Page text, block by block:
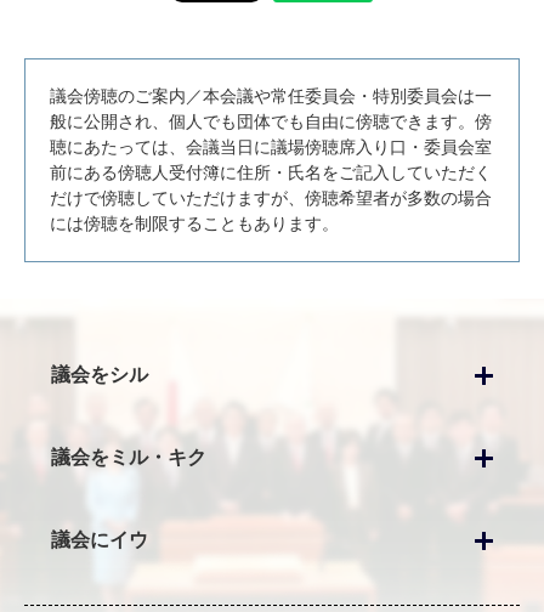
議会傍聴のご案内／本会議や常任委員会・特別委員会は一
般に公開され、個人でも団体でも自由に傍聴できます。傍
聴にあたっては、会議当日に議場傍聴席入り口・委員会室
前にある傍聴人受付簿に住所・氏名をご記入していただく
だけで傍聴していただけますが、傍聴希望者が多数の場合
には傍聴を制限することもあります。
議会をシル
議会をミル・キク
議会にイウ